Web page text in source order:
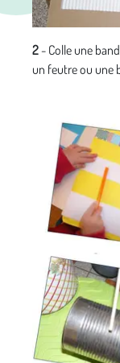
2- Colle une
un feutre ou une